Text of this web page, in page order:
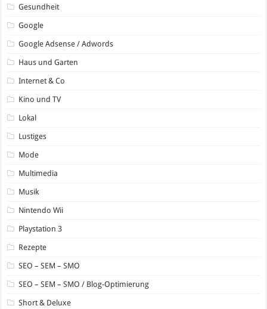
Gesundheit
Google
Google Adsense / Adwords
Haus und Garten
Internet & Co
Kino und TV
Lokal
Lustiges
Mode
Multimedia
Musik
Nintendo Wii
Playstation 3
Rezepte
SEO – SEM – SMO
SEO – SEM – SMO / Blog-Optimierung
Short & Deluxe